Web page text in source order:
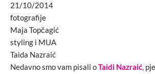
21/10/2014
fotografije
Maja Topčagić
styling i MUA
Taida Nazraić
Nedavno smo vam pisali oTaidi Nazraić,